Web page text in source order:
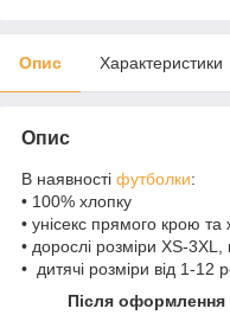
Опис Характеристики
Опис
В наявності футболки:
• 100% хлопку
• унісекс прямого крою та
• дорослі розміри XS-3XL,
• дитячі розміри від 1-12
Після оформлення